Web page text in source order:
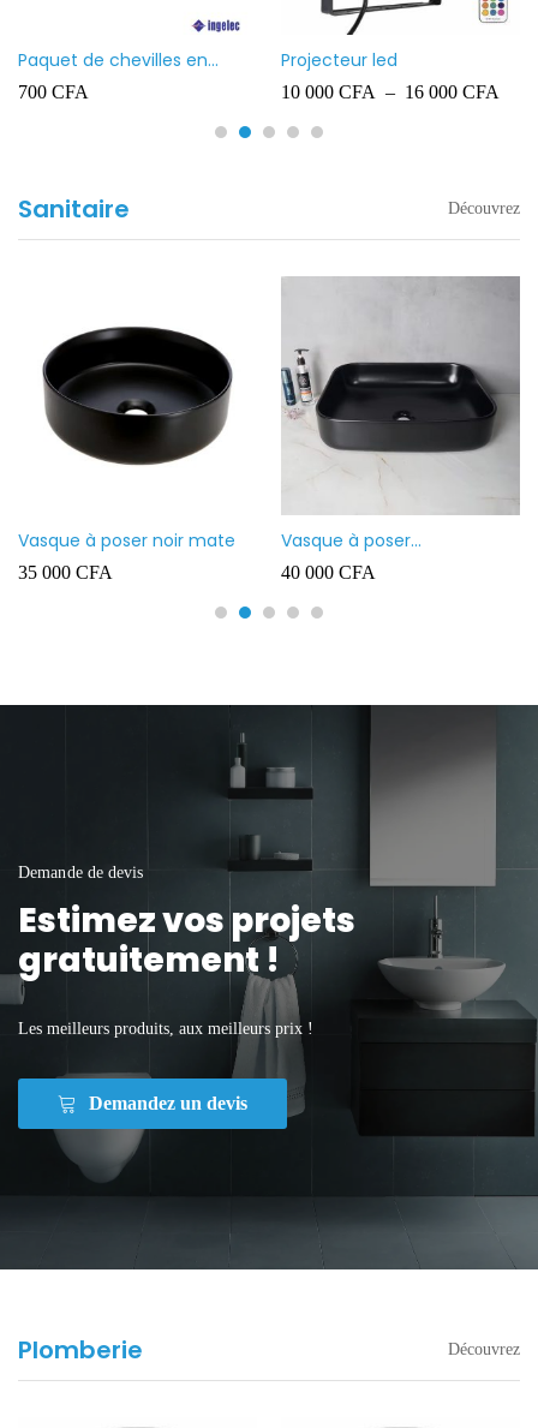
Paquet de chevilles en
plastique Ingelec – 8
700 CFA
Projecteur led
10 000 CFA – 16 000 CFA
Sanitaire Découvrez
Vasque à poser noir mate
35 000 CFA
Vasque à poser
rectangulaire noir mate
40 000 CFA
Demande de devis
Estimez vos projets
gratuitement !
Les meilleurs produits, aux meilleurs prix !
Demandez un devis
Plomberie Découvrez